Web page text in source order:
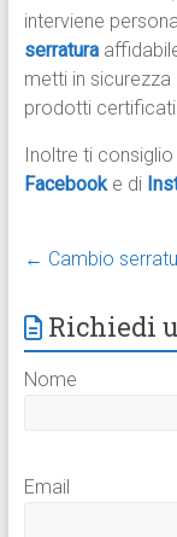
interviene
serratura
metti in
prodotti
Inoltre ti
Facebook e di
← Cambio
Richiedi
Nome
Email